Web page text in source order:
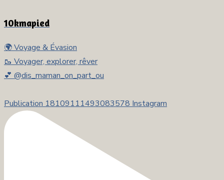
10kmapied
🌍 Voyage & Évasion
🥾 Voyager, explorer, rêver
💕 @dis_maman_on_part_ou
Publication 18109111493083578 Instagram